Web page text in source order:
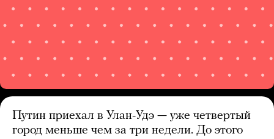
Путин приехал в Улан-Удэ — уже четвертый
город меньше чем за три недели. До этого